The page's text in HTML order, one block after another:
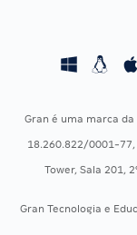
Concursos Fiscais
Concursos Saúde
Residência
Gran é uma marca da
18.260.822/0001-77,
Tower, Sala 201,
Gran Tecnologia e